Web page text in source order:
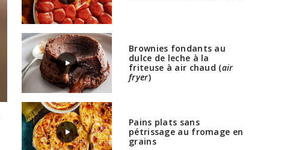
Brownies fondants au
dulce de leche à la
friteuse à air chaud (air
fryer)
Pains plats sans
pétrissage au fromage en
grains